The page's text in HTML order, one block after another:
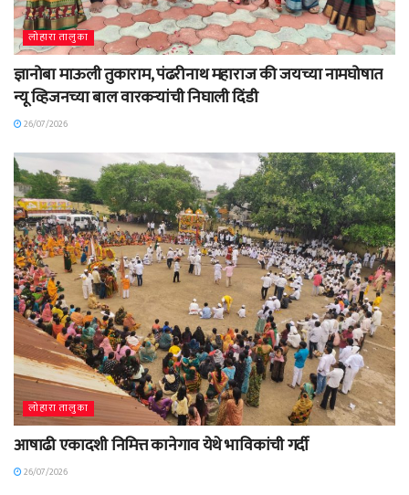
लोहारा तालुका
ज्ञानोबा माऊली तुकाराम, पंढरीनाथ महाराज की जयच्या नामघोषात
न्यू व्हिजनच्या बाल वारकऱ्यांची निघाली दिंडी
26/07/2026
लोहारा तालुका
आषाढी एकादशी निमित्त कानेगाव येथे भाविकांची गर्दी
26/07/2026